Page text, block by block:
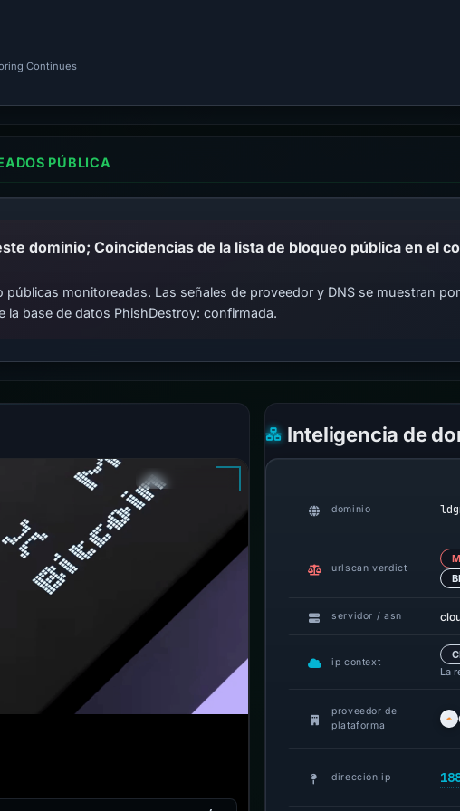
Continues
PÚBLICA
públicas monitoreadas. Las señales de proveedor y DNS se muestran
base de datos PhishDestroy: confirmada.
Inteligencia de
dominio
urlscan verdict
servidor / asn
ip context
La
proveedor de
plataforma
dirección ip